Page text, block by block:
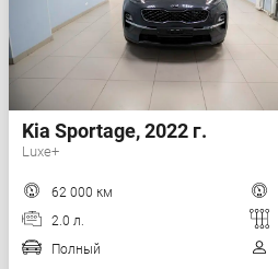
Kia Sportage, 2022 г.
Luxe+
62 000 км
2.0 л.
Полный